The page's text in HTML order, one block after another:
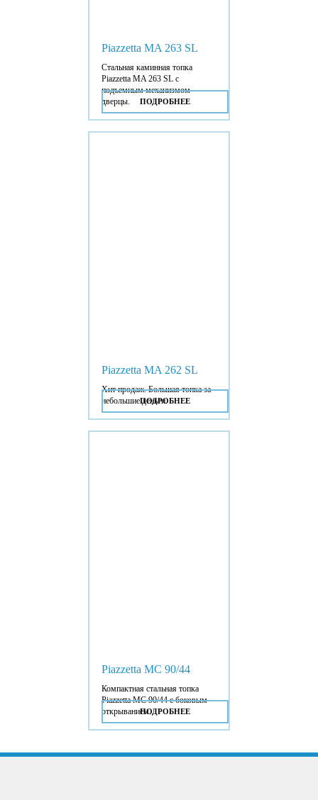
Piazzetta MA 263 SL
Стальная каминная топка
Piazzetta MA 263 SL с
подъемным механизмом
дверцы.
ПОДРОБНЕЕ
Piazzetta MA 262 SL
Хит продаж. Большая топка за
небольшие деньги.
ПОДРОБНЕЕ
Piazzetta MC 90/44
Компактная стальная топка
Piazzetta MC 90/44 с боковым
открыванием.ПОДРОБНЕЕ